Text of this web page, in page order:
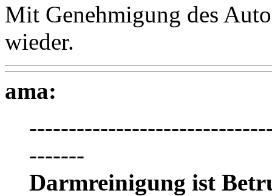
Mit Genehmigung des
wieder.
ama:
-------
Darmreinigung ist